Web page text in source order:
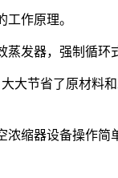
作原理。
发器，强制循环
大节省了原材料
缩器设备操作简